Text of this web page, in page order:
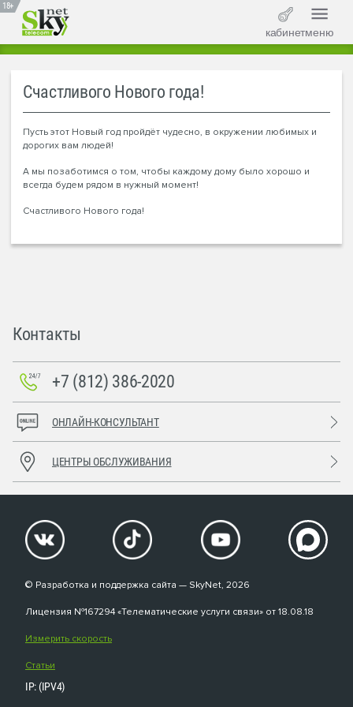
18+
кабинетменю
Счастливого Нового года!
Пусть этот Новый год пройдёт чудесно, в окружении любимых и
дорогих вам людей!
А мы позаботимся о том, чтобы каждому дому было хорошо и
всегда будем рядом в нужный момент!
Счастливого Нового года!
Контакты
+7 (812) 386-2020
ОНЛАЙН-КОНСУЛЬТАНТ
ЦЕНТРЫ ОБСЛУЖИВАНИЯ
© Разработка и поддержка сайта — SkyNet, 2026
Лицензия №167294 «Телематические услуги связи» от 18.08.18
Измерить скорость
Статьи
IP: (IPV4)